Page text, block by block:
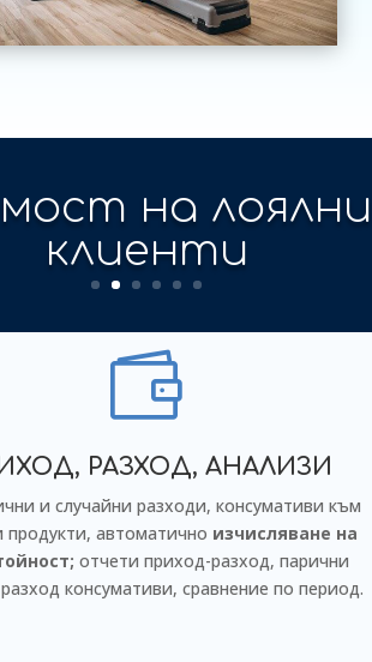
часове
работа

РАЗХОД, АНАЛИЗИ
и случайни разходи, консумативи към
продукти, автоматично изчисляване на
отчети приход-разход, парични
консумативи, сравнение по период.